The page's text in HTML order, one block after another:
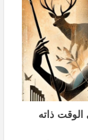
الوقت ذاته